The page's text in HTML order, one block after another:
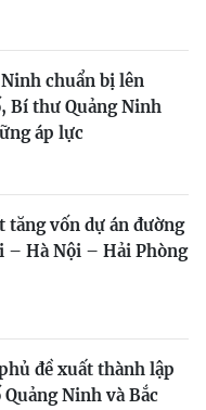
chuẩn bị lên
Bí thư Quảng Ninh
áp lực
tăng vốn dự án đường
– Hà Nội – Hải Phòng
đề xuất thành lập
Ninh và Bắc